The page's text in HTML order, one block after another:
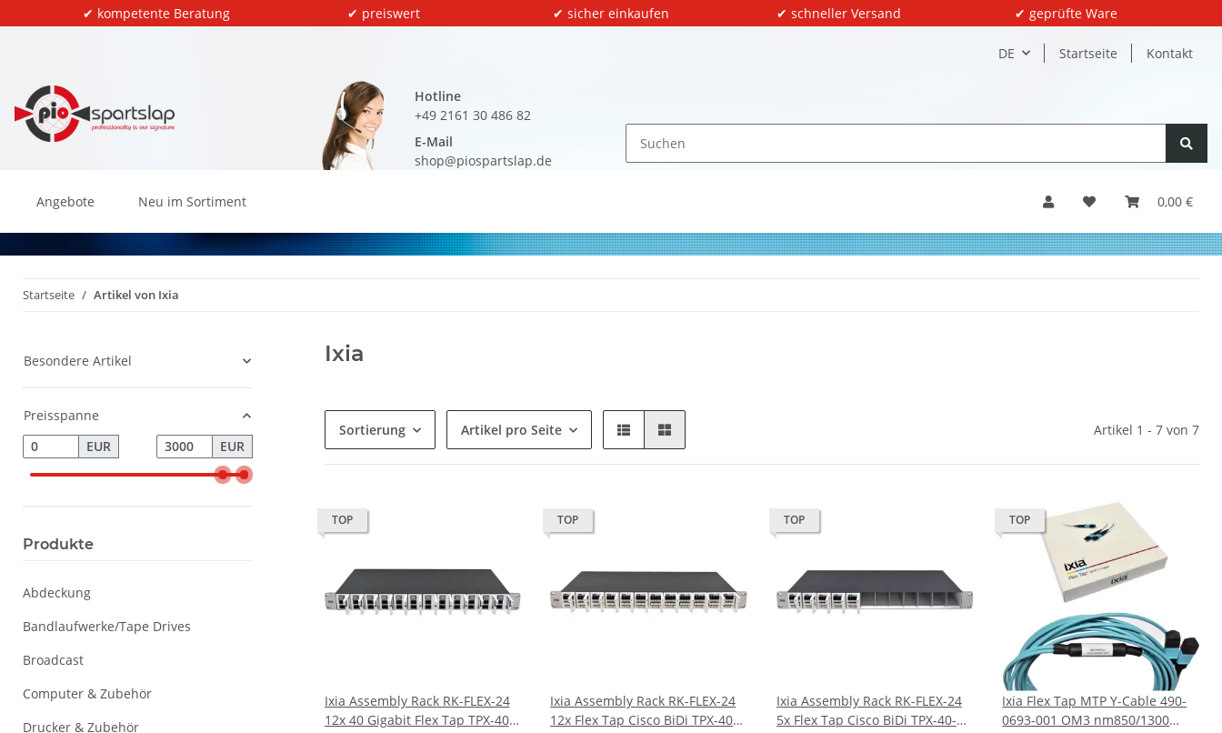
✔ kompetente Beratung ✔ preiswert ✔ sicher einkaufen ✔ schneller Versand ✔ geprüfte Ware
DE Startseite Kontakt
Hotline
+49 2161 30 486 82
E-Mail
shop@piospartslap.de
0,00 €
Angebote Neu im Sortiment
Startseite Artikel von Ixia
Ixia
Sortierung Artikel pro Seite Artikel 1 - 7 von 7
TOP
Ixia Assembly Rack RK-FLEX-24
12x 40 Gigabit Flex Tap TPX-40-
TOP
Ixia Assembly Rack RK-FLEX-24
12x Flex Tap Cisco BiDi TPX-40-
TOP
Ixia Assembly Rack RK-FLEX-24
5x Flex Tap Cisco BiDi TPX-40-
TOP
Ixia Flex Tap MTP Y-Cable 490-
0693-001 OM3 nm850/1300
Besondere Artikel
Preisspanne
EUR
EUR
Produkte
Abdeckung
Bandlaufwerke/Tape Drives
Broadcast
Computer & Zubehör
Drucker & Zubehör